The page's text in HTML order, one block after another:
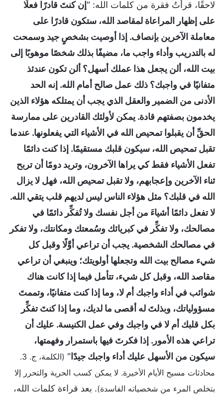
لاحقًا، قرأتُ فقرة من كلمات الله: "إن كنتَ قادرًا فعلًا
على إظهار المراعاة لمقاصد الله، ستكون قادرًا على
معاملة الآخرين بإنصاف. إذا أوصيت بشخصٍ جيد وسمحت
له بالتدريب وأداء واجب ما، مضيفًا بذلك شخصًا موهوبًا إلى
بيت الله، ألن يجعل هذا عملك أسهل؟ ألن تكون عندئذ
متفانيًا في واجبك؟ ذلك عمل صالح أمام الله. إنه الحد
الأدنى من الضمير والعقل الذي يجب أن يمتلكه هؤلاء الذين
يخدمون بصفتهم قادة. يمكن لأولئك القادرين على ممارسة
الحقِّ أن يقبلوا تمحيص الله في الأشياء التي يفعلونها. عندما
تقبل تمحيص الله، سيكون قلبك مستقيمًا. إذا كنت دائمًا
تفعل الأشياء فقط كي يراها الآخرون، وتريد دومًا أن تربح
ثناء الآخرين وإعجابهم، ولا تقبل تمحيص الله، فهل لا يزال
الله في قلبك؟ مثل هؤلاء الناس ليس لديهم قلب يتقي الله.
لا تفعل دائمًا أشياءَ من أجل نفسك ولا تُفكِّر دائمًا في
مصالحك، ولا تفكِّر في كبريائك وسُمعتك ومكانتك، ولا تفكر
في مصالحك الشخصية. يجب أن تراعي أوَّلًا وقبل كل
شيء مصالح بيت الله وتجعلها أولويتك؛ وينبغي أن تراعي
مقاصد الله، وقبل كل شيء، تتأمل فيما إذا كانت هناك
شوائب في أداء واجبك أم لا، وما إذا كنت متفانيًا، وتممتَ
مسؤولياتك، وبذلتَ له أقصى ما لديك، وما إذا كنتَ تفكِّر
بكل قلبك أم لا في واجبك وفي عمل الكنيسة. عليك أن
تراعي هذه الأمور. إذا فكرتَ فيها باستمرار وفهمتها،
سيكون من الأسهل عليك أداء واجبك جيدًا"
(الكلمة، ج. 3.
محادثات مسيح الأيام الأخيرة. لا يمكن كسب الحرية والتحرر إلا
بتخلص المرء من شخصياته الفاسدة). بعد قراءة كلمات الله،